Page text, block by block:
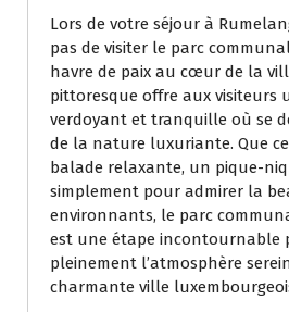
Lors de votre séjour à
pas de visiter le parc
havre de paix au cœur de la
pittoresque offre aux visiteurs
verdoyant et tranquille où se
de la nature luxuriante. Que
balade relaxante, un pique-
simplement pour admirer la
environnants, le parc
est une étape incontournable
pleinement l’atmosphère
charmante ville